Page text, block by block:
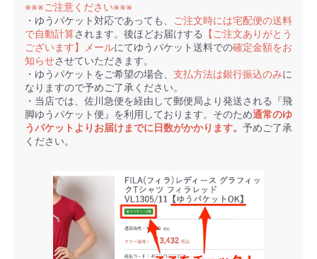
※※※ご注意ください※※※
・ゆうパケット対応であっても、
ご注文時には宅配便の送料
で自動計算されます。後ほどお届けする
【ご注文ありがとう
ございます】メールにてゆうパケット送料での確定金額をお
知らせさせていただきます。
・ゆうパケットをご希望の場合、 支払方法は銀行振込のみに
なりますので予めご了承ください。
・当店では、佐川急便を経由して郵便局より発送される『飛
脚ゆうパケット便』を利用しております。そのため通常のゆ
うパケットよりお届けまでに日数がかかります。 予めご了承
ください。